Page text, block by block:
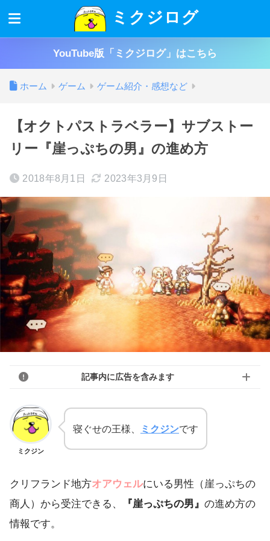
ミクジログ
YouTube版「ミクジログ」はこちら
ホーム ゲーム ゲーム紹介・感想など
【オクトパストラベラー】サブストー
リー『崖っぷちの男』の進め方
2018年8月1日 2023年3月9日
記事内に広告を含みます
ミクジン
寝ぐせの王様、 ミクジンです
クリフランド地方オアウェルにいる男性（崖っぷちの
商人）から受注できる、
『崖っぷちの男』 の進め方の
情報です。